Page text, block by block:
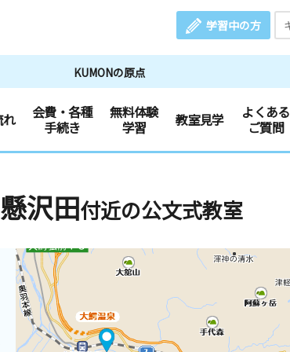
学習中の方
KUMONの原点
会費・各種
手続き
無料体験
学習
教室見学
よくある
ご質問
沢田付近の公文式教室